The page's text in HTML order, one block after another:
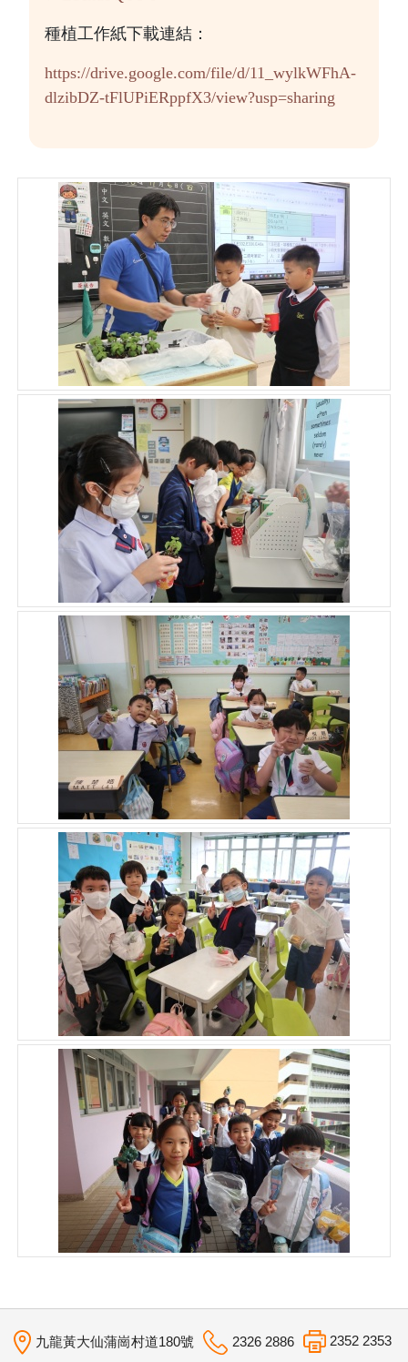
種植工作紙下載連結：
https://drive.google.com/file/d/11_wylkWFhA-
dlzibDZ-tFlUPiERppfX3/view?usp=sharing
九龍黃大仙蒲崗村道180號 2326 2886
2352 2353